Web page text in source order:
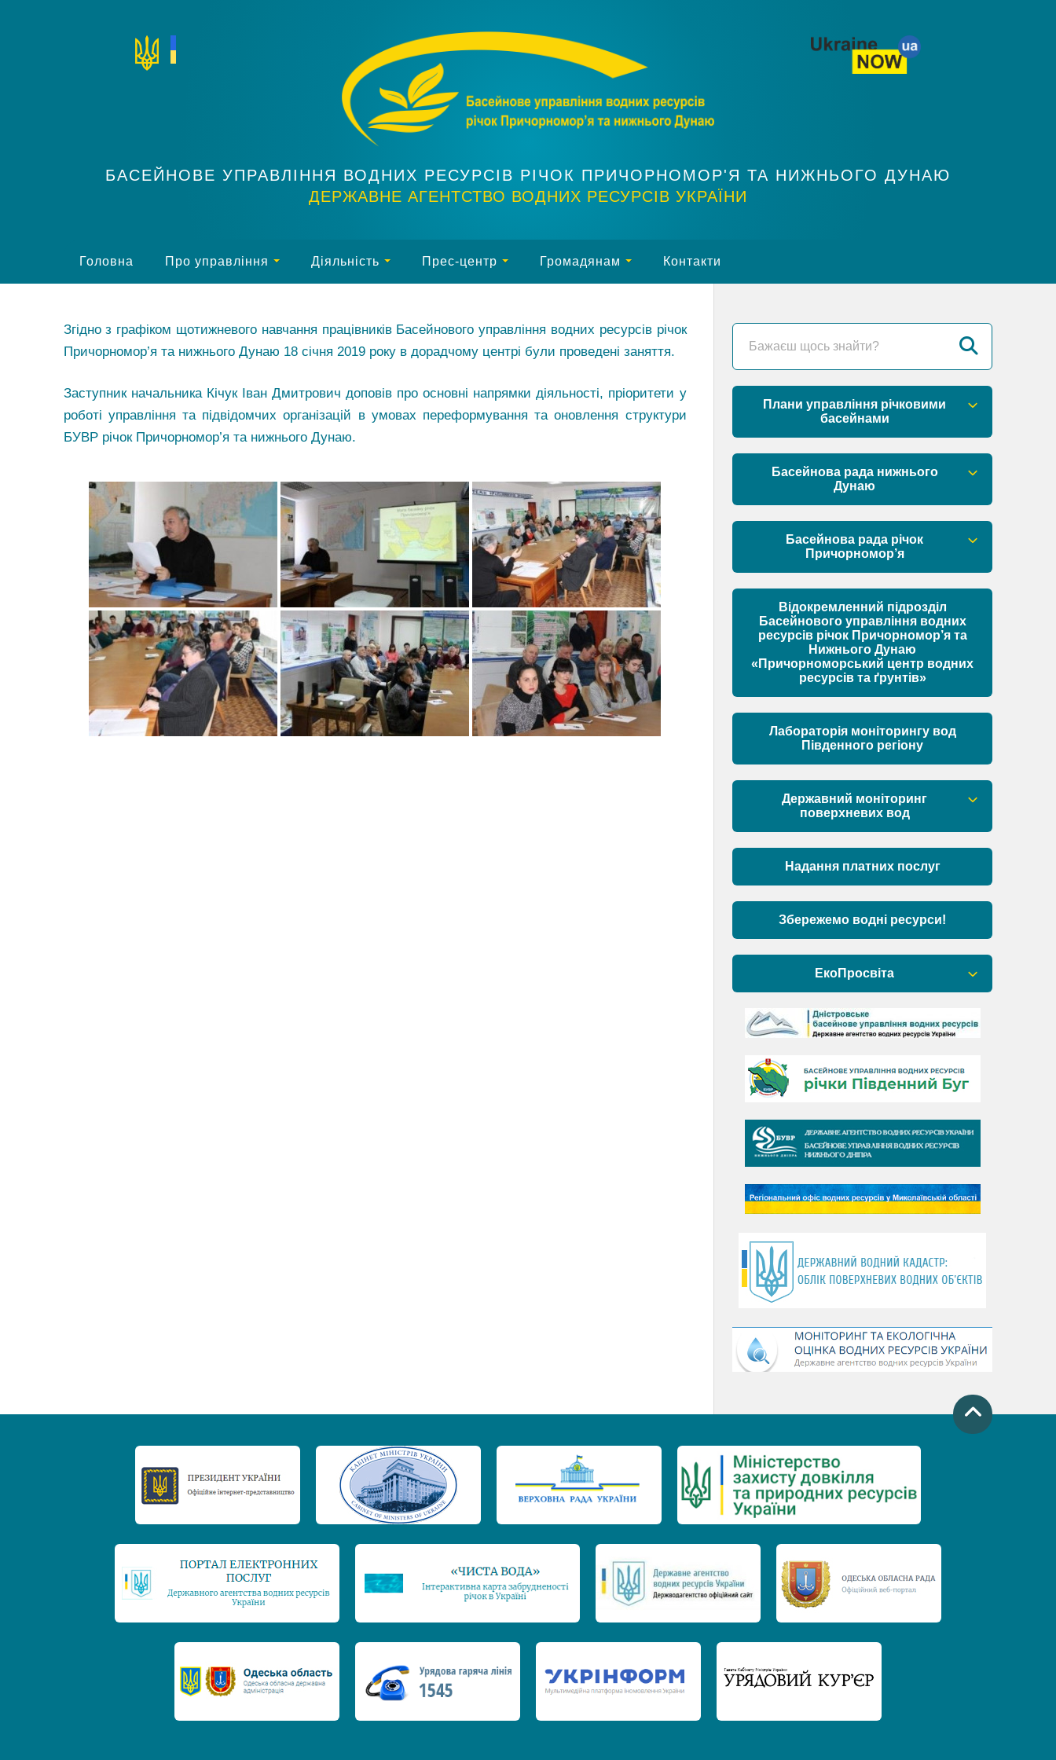
БАСЕЙНОВЕ УПРАВЛІННЯ ВОДНИХ РЕСУРСІВ РІЧОК ПРИЧОРНОМОР'Я ТА НИЖНЬОГО ДУНАЮ
ДЕРЖАВНЕ АГЕНТСТВО ВОДНИХ РЕСУРСІВ УКРАЇНИ
Головна Про управління Діяльність Прес-центр Громадянам Контакти
Згідно з графіком щотижневого навчання працівників Басейнового управління водних ресурсів річок
Причорномор’я та нижнього Дунаю 18 січня 2019 року в дорадчому центрі були проведені заняття.
Заступник начальника Кічук Іван Дмитрович доповів про основні напрямки діяльності, пріоритети у
роботі управління та підвідомчих організацій в умовах переформування та оновлення структури
БУВР річок Причорномор’я та нижнього Дунаю.
Плани управління річковими
басейнами
План управління річковим басейном
річок Причорномор’я
План управління річковим басейном
нижнього Дунаю
Басейнова рада нижнього
Дунаю
Правові засади роботи Басейнової
Установчі документи
Склад Басейнової ради нижнього
Дунаю
Матеріали
Басейнова рада річок
Причорномор’я
Правові засади роботи Басейнової
Установчі документи
Склад Басейнової ради річок
Матеріали
Відокремленний підрозділ
Басейнового управління водних
ресурсів річок Причорномор’я та
Нижнього Дунаю
«Причорноморський центр водних
ресурсів та ґрунтів»
Лабораторія моніторингу вод
Південного регіону
Державний моніторинг
поверхневих вод
Загальна інформація
Пункти моніторингу по басейну річок
Причорномор’я та суббасейну
нижнього Дунаю
Аналіз стану масивів поверхневих
вод басейну річок Причорномор’я та
суббасейну нижнього Дунаю
Надання платних послуг
Збережемо водні ресурси!
ЕкоПросвіта
Барви Дністра
День Дунаю
День Південного Бугу
День води
День чистих берегів
(місячник благоустрою)
День працівника водного
господарства України
День хіміка
День захисту річок
Міжнародний день боротьби проти
гребель